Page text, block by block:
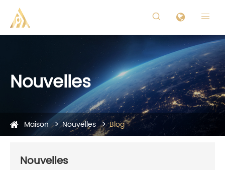
 
Nouvelles
Maison Nouvelles Blog
Nouvelles